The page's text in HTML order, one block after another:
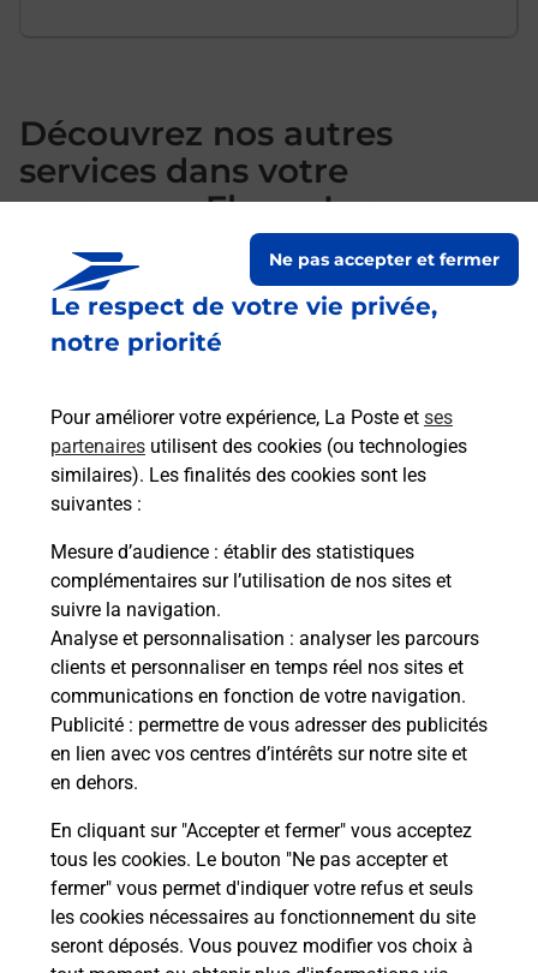
Le respect de votre vie privée,
notre priorité
Pour améliorer votre expérience, La Poste et ses
partenaires utilisent des cookies (ou technologies
similaires). Les finalités des cookies sont les
suivantes :
Mesure d’audience : établir des statistiques
complémentaires sur l’utilisation de nos sites et
suivre la navigation.
Analyse et personnalisation : analyser les parcours
clients et personnaliser en temps réel nos sites et
communications en fonction de votre navigation.
Publicité : permettre de vous adresser des publicités
en lien avec vos centres d’intérêts sur notre site et
en dehors.
En cliquant sur "Accepter et fermer" vous acceptez
tous les cookies. Le bouton "Ne pas accepter et
fermer" vous permet d'indiquer votre refus et seuls
les cookies nécessaires au fonctionnement du site
seront déposés. Vous pouvez modifier vos choix à
Ne pas accepter et fermer
Découvrez nos autres
services dans votre
commune Fleury Les
Aubrais
S'inscrire au code de la route
Vous cherchez à passer votre code de la route auto
ou moto dans la commune Fleury Les Aubrais ?
Découvrez toutes nos solutions.
En savoir plus
Localiser Liste
Liste - téléassistance
Loiret - téléassistance
Fleury Les Aubrais - téléassistance